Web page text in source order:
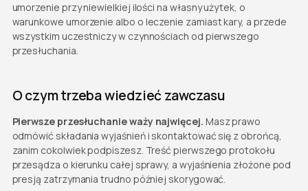
umorzenie przy niewielkiej ilości na własny użytek, o
warunkowe umorzenie albo o leczenie zamiast kary, a przede
wszystkim uczestniczy w czynnościach od pierwszego
przesłuchania.
O czym trzeba wiedzieć zawczasu
Pierwsze przesłuchanie waży najwięcej. Masz prawo
odmówić składania wyjaśnień i skontaktować się z obrońcą,
zanim cokolwiek podpiszesz. Treść pierwszego protokołu
przesądza o kierunku całej sprawy, a wyjaśnienia złożone pod
presją zatrzymania trudno później skorygować.